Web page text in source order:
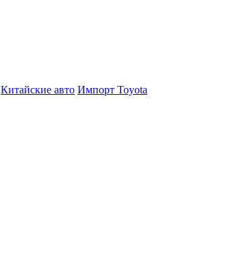
Китайские авто Импорт Toyota